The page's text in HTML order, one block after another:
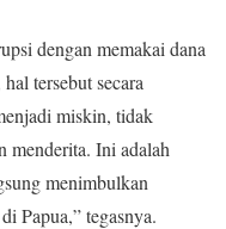
dengan memakai dana
tersebut secara
miskin, tidak
menderita. Ini adalah
menimbulkan
Papua,” tegasnya.